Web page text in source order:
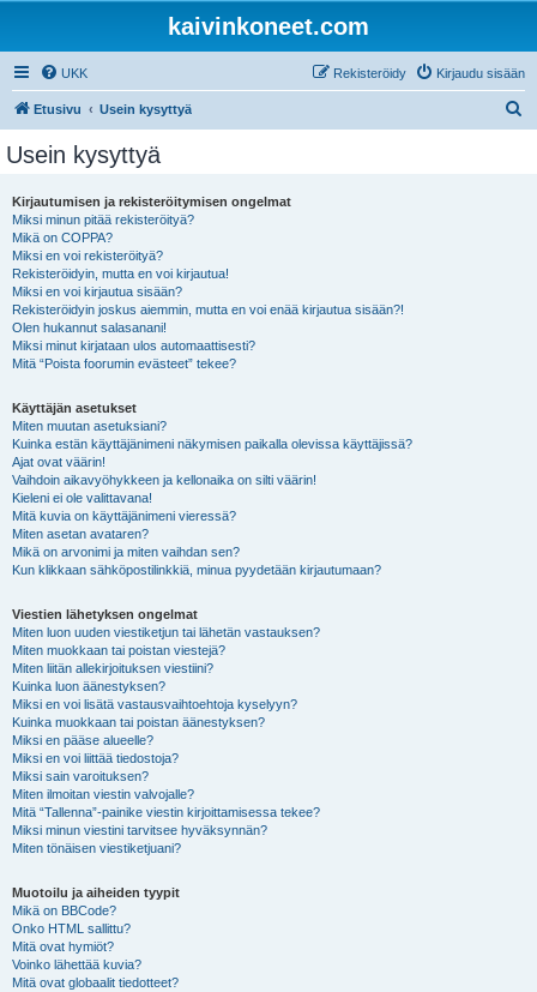
kaivinkoneet.com
UKK Kirjaudu sisään
Rekisteröidy
Etusivu Usein kysyttyä
Usein kysyttyä
Kirjautumisen ja rekisteröitymisen ongelmat
Miksi minun pitää rekisteröityä?
Mikä on COPPA?
Miksi en voi rekisteröityä?
Rekisteröidyin, mutta en voi kirjautua!
Miksi en voi kirjautua sisään?
Rekisteröidyin joskus aiemmin, mutta en voi enää kirjautua sisään?!
Olen hukannut salasanani!
Miksi minut kirjataan ulos automaattisesti?
Mitä “Poista foorumin evästeet” tekee?
Käyttäjän asetukset
Miten muutan asetuksiani?
Kuinka estän käyttäjänimeni näkymisen paikalla olevissa käyttäjissä?
Ajat ovat väärin!
Vaihdoin aikavyöhykkeen ja kellonaika on silti väärin!
Kieleni ei ole valittavana!
Mitä kuvia on käyttäjänimeni vieressä?
Miten asetan avataren?
Mikä on arvonimi ja miten vaihdan sen?
Kun klikkaan sähköpostilinkkiä, minua pyydetään kirjautumaan?
Viestien lähetyksen ongelmat
Miten luon uuden viestiketjun tai lähetän vastauksen?
Miten muokkaan tai poistan viestejä?
Miten liitän allekirjoituksen viestiini?
Kuinka luon äänestyksen?
Miksi en voi lisätä vastausvaihtoehtoja kyselyyn?
Kuinka muokkaan tai poistan äänestyksen?
Miksi en pääse alueelle?
Miksi en voi liittää tiedostoja?
Miksi sain varoituksen?
Miten ilmoitan viestin valvojalle?
Mitä “Tallenna”-painike viestin kirjoittamisessa tekee?
Miksi minun viestini tarvitsee hyväksynnän?
Miten tönäisen viestiketjuani?
Muotoilu ja aiheiden tyypit
Mikä on BBCode?
Onko HTML sallittu?
Mitä ovat hymiöt?
Voinko lähettää kuvia?
Mitä ovat globaalit tiedotteet?